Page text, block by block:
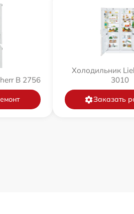
B 2756
Холодильник
3010
Заказать